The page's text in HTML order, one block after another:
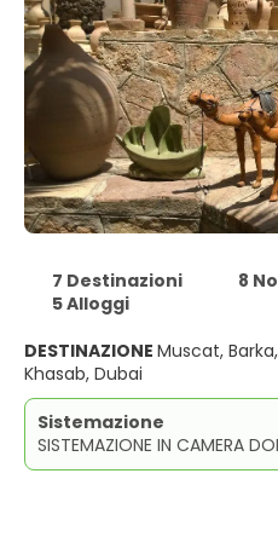
7 Destinazioni 8
5 Alloggi
DESTINAZIONE Muscat,
Khasab, Dubai
Sistemazione
SISTEMAZIONE IN CAMERA